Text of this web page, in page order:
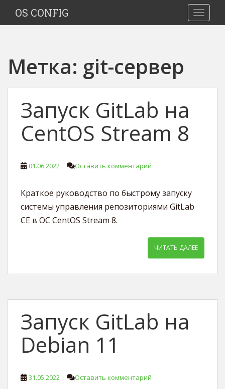
i
OS CONFIG
Метка: git-сервер
Запуск GitLab на
CentOS Stream 8
01.06.2022 Оставить комментарий
Краткое руководство по быстрому запуску
системы управления репозиториями GitLab
CE в ОС CentOS Stream 8.
ЧИТАТЬ ДАЛЕЕ
Запуск GitLab на
Debian 11
31.05.2022 Оставить комментарий